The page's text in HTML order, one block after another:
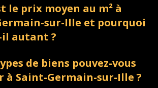
le prix moyen au m² à
sur-Ille et pourquoi
autant ?
de biens pouvez-vous
à Saint-Germain-sur-Ille ?